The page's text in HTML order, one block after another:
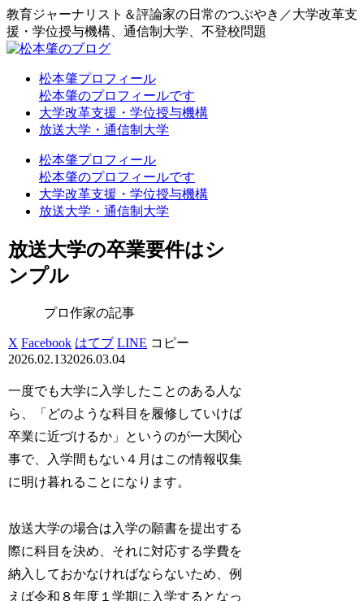
教育ジャーナリスト＆評論家の日常のつぶやき／大学改革支
援・学位授与機構、通信制大学、不登校問題
松本肇プロフィール
松本肇のプロフィールです
大学改革支援・学位授与機構
放送大学・通信制大学
松本肇プロフィール
松本肇のプロフィールです
大学改革支援・学位授与機構
放送大学・通信制大学
放送大学の卒業要件はシ
ンプル
プロ作家の記事
X Facebook はてブ LINE コピー
2026.02.132026.03.04
一度でも大学に入学したことのある人な
ら、「どのような科目を履修していけば
卒業に近づけるか」というのが一大関心
事で、入学間もない４月はこの情報収集
に明け暮れることになります。
放送大学の場合は入学の願書を提出する
際に科目を決め、それに対応する学費を
納入しておかなければならないため、例
えば令和８年度１学期に入学するとなっ